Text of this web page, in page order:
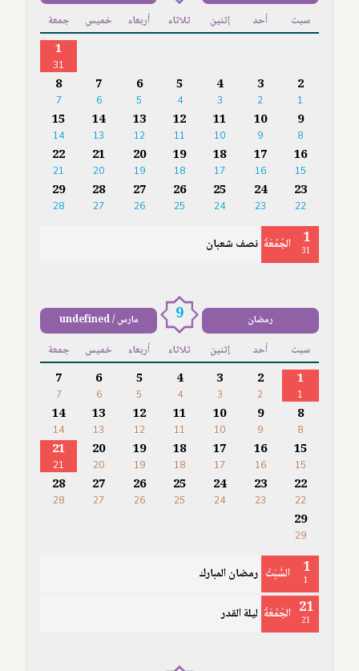
سبت أحد إثنين ثلاثاء أربعاء خميس جمعة
1
31
2
1
3
2
4
3
5
4
6
5
7
6
8
7
9
8
10
9
11
10
12
11
13
12
14
13
15
14
16
15
17
16
18
17
19
18
20
19
21
20
22
21
23
22
24
23
25
24
26
25
27
26
28
27
29
28
1
31 الجُمُعَةُ نصف شعبان
رمضان 9 مارس / undefined
سبت أحد إثنين ثلاثاء أربعاء خميس جمعة
1
1
2
2
3
3
4
4
5
5
6
6
7
7
8
8
9
9
10
10
11
11
12
12
13
13
14
14
15
15
16
16
17
17
18
18
19
19
20
20
21
21
22
22
23
23
24
24
25
25
26
26
27
27
28
28
29
29
1
1 السَّبْتُ رمضان المبارك
21
21 الجُمُعَةُ ليلة القدر